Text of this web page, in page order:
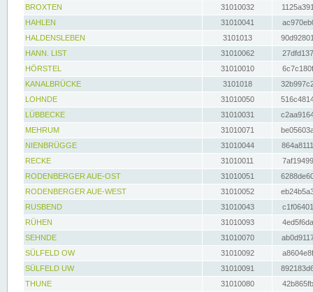
BROXTEN
31010032
HAHLEN
31010041
HALDENSLEBEN
3101013
HANN. LIST
31010062
HÖRSTEL
31010010
KANALBRÜCKE
3101018
LOHNDE
31010050
LÜBBECKE
31010031
MEHRUM
31010071
NIENBRÜGGE
31010044
RECKE
31010011
RODENBERGER AUE-OST
31010051
RODENBERGER AUE-WEST
31010052
RUSBEND
31010043
RÜHEN
31010093
SEHNDE
31010070
SÜLFELD OW
31010092
SÜLFELD UW
31010091
THUNE
31010080